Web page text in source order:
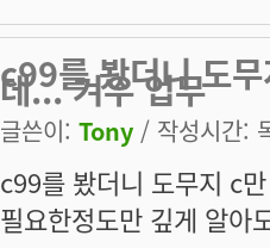
c99를 봤더니 도
데... 겨우 업무
글쓴이: Tony / 작성시간:
c99를 봤더니 도무지 c
필요한정도만 깊게 알아